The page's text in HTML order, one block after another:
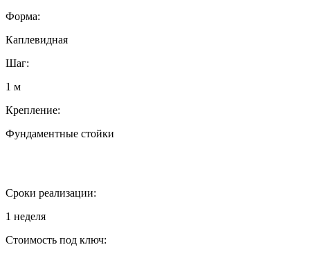
Форма:
Каплевидная
Шаг:
1 м
Крепление:
Фундаментные стойки
Сроки реализации:
1 неделя
Стоимость под ключ: